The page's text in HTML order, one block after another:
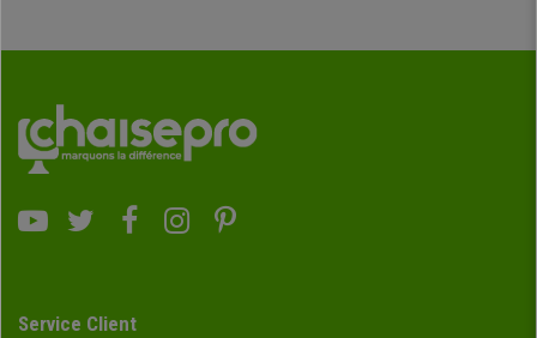
Service Client